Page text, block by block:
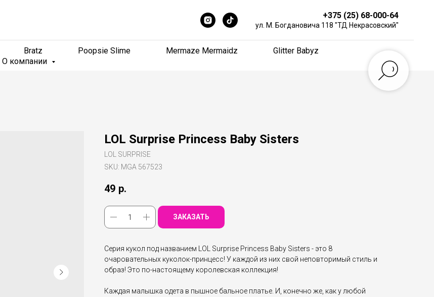
+375 (25) 68-000-64
ул. М. Богдановича 118 "ТД Некрасовский"
Bratz Poopsie Slime Mermaze Mermaidz
Glitter Babyz
О компании
+375 (25) 68-000-64
ул. М. Богдановича 118 "ТД Некрасовский"
Bratz Poopsie Slime Mermaze Mermaidz
Glitter Babyz
О компании
LOL Surprise Princess Baby Sisters
LOL SURPRISE
SKU: MGA 567523
49 р.
ЗАКАЗАТЬ
Серия кукол под названием LOL Surprise Princess Baby Sisters - это 8
очаровательных куколок-принцесс! У каждой из них свой неповторимый стиль и
образ! Это по-настоящему королевская коллекция!
Каждая малышка одета в пышное бальное платье. И, конечно же, как у любой